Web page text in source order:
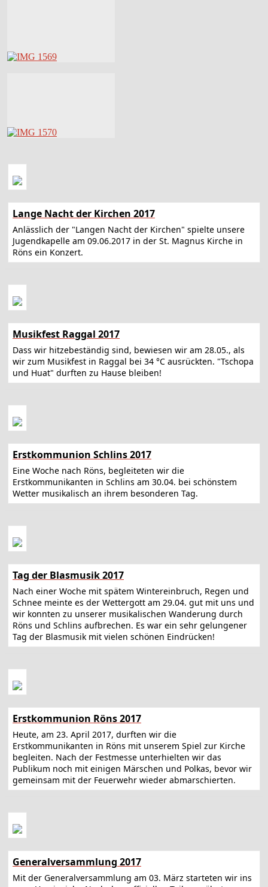
Lange Nacht der Kirchen 2017
Anlässlich der "Langen Nacht der Kirchen" spielte unsere
Jugendkapelle am 09.06.2017 in der St. Magnus Kirche in
Röns ein Konzert.
Musikfest Raggal 2017
Dass wir hitzebeständig sind, bewiesen wir am 28.05., als
wir zum Musikfest in Raggal bei 34 °C ausrückten. "Tschopa
und Huat" durften zu Hause bleiben!
Erstkommunion Schlins 2017
Eine Woche nach Röns, begleiteten wir die
Erstkommunikanten in Schlins am 30.04. bei schönstem
Wetter musikalisch an ihrem besonderen Tag.
Tag der Blasmusik 2017
Nach einer Woche mit spätem Wintereinbruch, Regen und
Schnee meinte es der Wettergott am 29.04. gut mit uns und
wir konnten zu unserer musikalischen Wanderung durch
Röns und Schlins aufbrechen. Es war ein sehr gelungener
Tag der Blasmusik mit vielen schönen Eindrücken!
Erstkommunion Röns 2017
Heute, am 23. April 2017, durften wir die
Erstkommunikanten in Röns mit unserem Spiel zur Kirche
begleiten. Nach der Festmesse unterhielten wir das
Publikum noch mit einigen Märschen und Polkas, bevor wir
gemeinsam mit der Feuerwehr wieder abmarschierten.
Generalversammlung 2017
Mit der Generalversammlung am 03. März starteten wir ins